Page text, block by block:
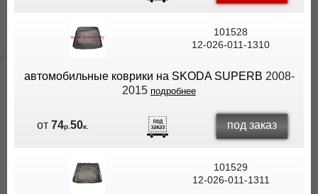
101528
12-026-011-1310
автомобильные коврики на SKODA SUPERB 2008-
2015 подробнее
от74р.50к. под заказ
101529
12-026-011-1311